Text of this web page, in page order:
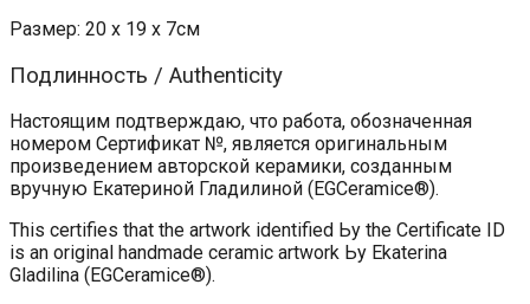
Размер: 20 х 19 х 7см
Подлинность / Authenticity
Настоящим подтверждаю, что работа, обозначенная
номером Сертификат №, является оригинальным
произведением авторской керамики, созданным
вручную Екатериной Гладилиной (EGCeramice®).
This certifies that the artwork identified Ьу the Certificate ID
is an original handmade ceramic artwork Ьу Ekaterina
Gladilina (EGCeramice®).